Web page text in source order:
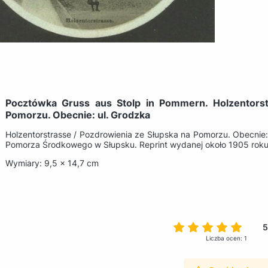
Pocztówka Gruss aus Stolp in Pommern.
Pomorzu. Obecnie: ul. Grodzka
Holzentorstrasse / Pozdrowienia ze Słupska na Pomorzu.
Pomorza Środkowego w Słupsku. Reprint wydanej około 1905
Wymiary: 9,5 x 14,7 cm
Liczba ocen: 1